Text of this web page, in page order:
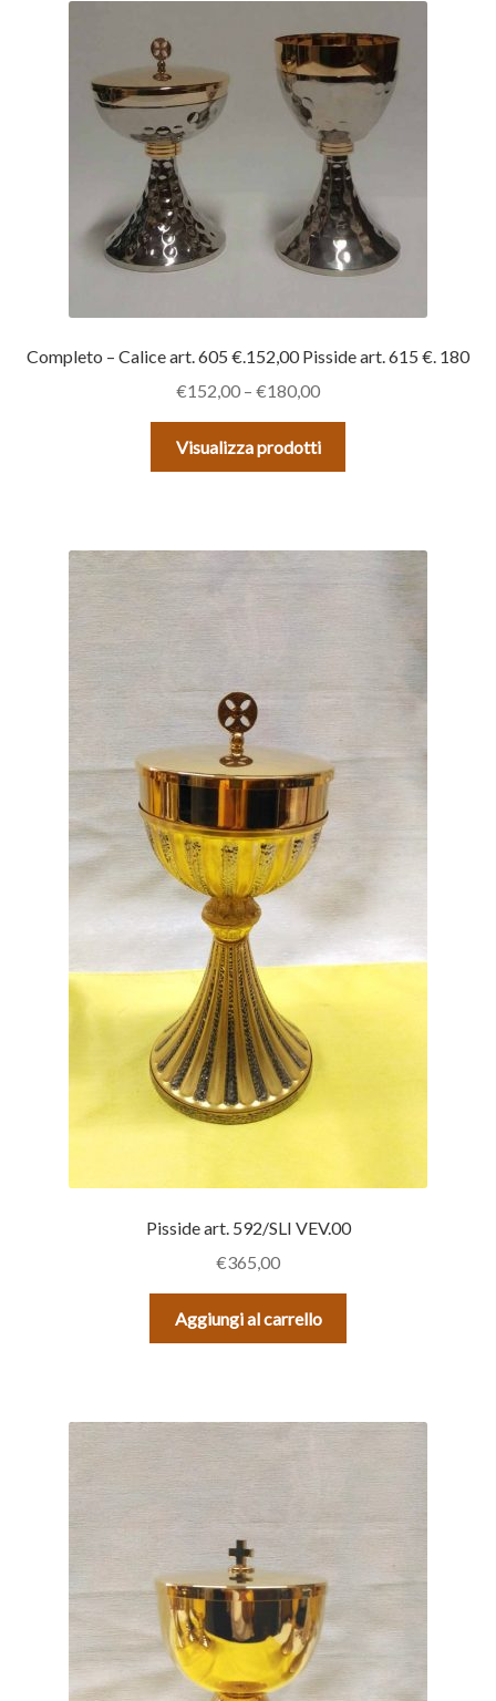
Completo – Calice art. 605 €.152,00 Pisside art. 615 €. 180
€152,00 – €180,00
Visualizza prodotti
Pisside art. 592/SLI VEV.00
€365,00
Aggiungi al carrello